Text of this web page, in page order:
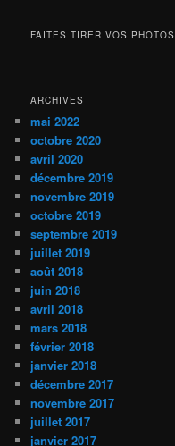
FAITES TIRER VOS PHOTOS
ARCHIVES
mai 2022
octobre 2020
avril 2020
décembre 2019
novembre 2019
octobre 2019
septembre 2019
juillet 2019
août 2018
juin 2018
avril 2018
mars 2018
février 2018
janvier 2018
décembre 2017
novembre 2017
juillet 2017
janvier 2017